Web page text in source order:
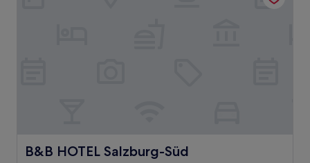
B&B HOTEL Salzburg-Süd
B&B HOTEL Salzburg-Süd